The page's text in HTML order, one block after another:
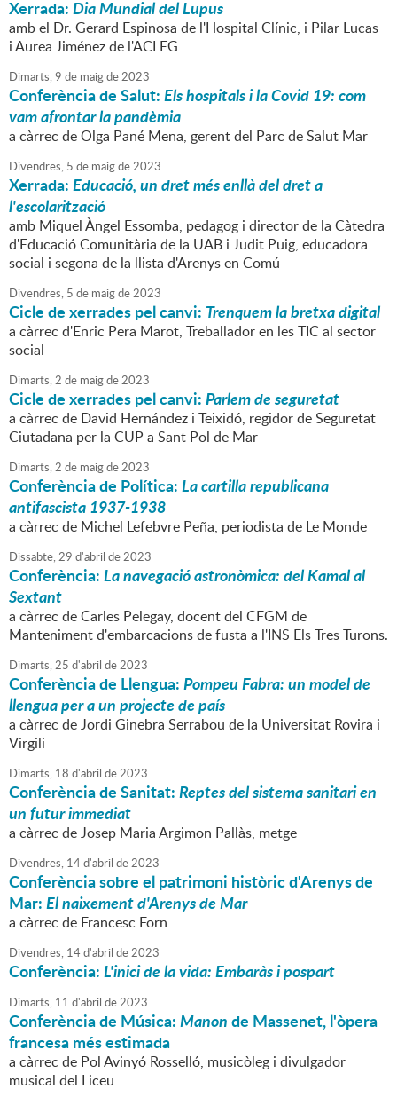
Xerrada:Dia Mundial del Lupus
amb el Dr. Gerard Espinosa de l'Hospital Clínic, i Pilar Lucas
i Aurea Jiménez de l'ACLEG
Dimarts,9 de maigde2023
Conferència de Salut:Els hospitals i la Covid 19: com
vam afrontar la pandèmia
a càrrec de Olga Pané Mena, gerent del Parc de Salut Mar
Divendres, 5 de maigde2023
Xerrada:Educació, un dret més enllà del dret a
l'escolarització
amb Miquel Àngel Essomba, pedagog i director de la Càtedra
d'Educació Comunitària de la UAB i Judit Puig, educadora
social i segona de la llista d'Arenys en Comú
Divendres, 5 de maigde2023
Cicle de xerrades pel canvi: Trenquem la bretxa digital
a càrrec d'Enric Pera Marot, Treballador en les TIC al sector
social
Dimarts,2 de maigde2023
Cicle de xerrades pel canvi:Parlem de seguretat
a càrrec de David Hernández i Teixidó, regidor de Seguretat
Ciutadana per la CUP a Sant Pol de Mar
Dimarts,2 de maigde2023
Conferència de Política:La cartilla republicana
antifascista 1937-1938
a càrrec de Michel Lefebvre Peña, periodista de Le Monde
Dissabte,29 d'abril de2023
Conferència:La navegació astronòmica: del Kamal al
Sextant
a càrrec de Carles Pelegay, docent del CFGM de
Manteniment d'embarcacions de fusta a l'INS Els Tres Turons.
Dimarts,25 d'abril de2023
Conferència de Llengua:Pompeu Fabra: un model de
llengua per a un projecte de país
a càrrec de Jordi Ginebra Serrabou de la Universitat Rovira i
Virgili
Dimarts, 18 d'abril de2023
Conferència de Sanitat:Reptes del sistema sanitari en
un futur immediat
a càrrec de Josep Maria Argimon Pallàs, metge
Divendres, 14d'abril de2023
Conferència sobre el patrimoni històric d'Arenys de
Mar:El naixement d'Arenys de Mar
a càrrec de Francesc Forn
Divendres, 14d'abril de2023
Conferència:L'inici de la vida: Embaràs i pospart
Dimarts, 11 d'abril de2023
Conferència de Música:Manonde Massenet, l'òpera
francesa més estimada
a càrrec de Pol Avinyó Rosselló, musicòleg i divulgador
musical del Liceu